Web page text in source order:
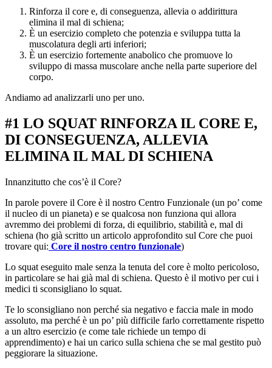
Rinforza il core e, di conseguenza, allevia o addirittura
elimina il mal di schiena;
È un esercizio completo che potenzia e sviluppa tutta la
muscolatura degli arti inferiori;
È un esercizio fortemente anabolico che promuove lo
sviluppo di massa muscolare anche nella parte superiore del
corpo.
Andiamo ad analizzarli uno per uno.
#1 LO SQUAT RINFORZA IL CORE E,
DI CONSEGUENZA, ALLEVIA
ELIMINA IL MAL DI SCHIENA
Innanzitutto che cos’è il Core?
In parole povere il Core è il nostro Centro Funzionale (un po’ come
il nucleo di un pianeta) e se qualcosa non funziona qui allora
avremmo dei problemi di forza, di equilibrio, stabilità e, mal di
schiena (ho già scritto un articolo approfondito sul Core che puoi
trovare qui: Core il nostro centro funzionale)
Lo squat eseguito male senza la tenuta del core è molto pericoloso,
in particolare se hai già mal di schiena. Questo è il motivo per cui i
medici ti sconsigliano lo squat.
Te lo sconsigliano non perché sia negativo e faccia male in modo
assoluto, ma perché è un po’ più difficile farlo correttamente rispetto
a un altro esercizio (e come tale richiede un tempo di
apprendimento) e hai un carico sulla schiena che se mal gestito può
peggiorare la situazione.